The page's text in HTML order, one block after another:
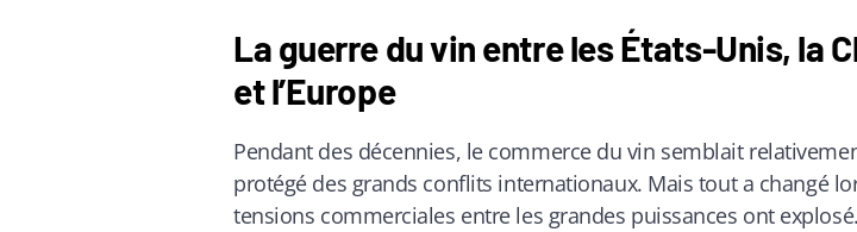
La guerre du vin entre les États-Unis, la
et l’Europe
Pendant des décennies, le commerce du vin semblait
protégé des grands conflits internationaux. Mais tout a changé
tensions commerciales entre les grandes puissances ont explosé.